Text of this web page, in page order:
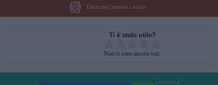
Entra nel nostro canale
Ti è stato utile?
Non ci sono ancora voti.